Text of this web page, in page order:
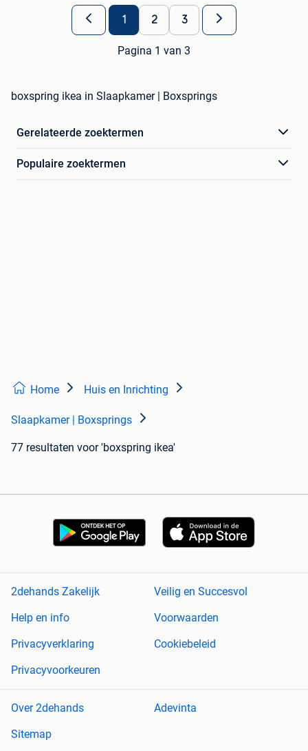
1 2 3
Pagina 1 van 3
boxspring ikea in Slaapkamer | Boxsprings
Gerelateerde zoektermen
Populaire zoektermen
Home Huis en Inrichting
Slaapkamer | Boxsprings
77 resultaten voor 'boxspring ikea'
2dehands Zakelijk
Veilig en Succesvol
Help en info
Voorwaarden
Privacyverklaring
Cookiebeleid
Privacyvoorkeuren
Over 2dehands
Adevinta
Sitemap